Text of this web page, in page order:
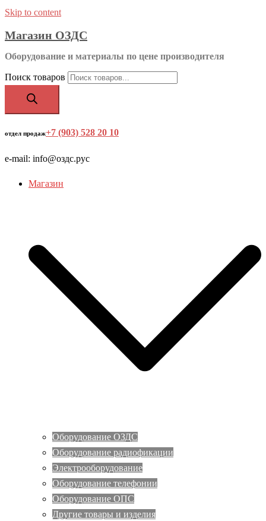
Skip to content
Магазин ОЗДС
Оборудование и материалы по цене производителя
Поиск товаров
отдел продаж+7 (903) 528 20 10
e-mail: info@оздс.рус
Магазин
Оборудование ОЗДС
Оборудование радиофикации
Электрооборудование
Оборудование телефонии
Оборудование ОПС
Другие товары и изделия